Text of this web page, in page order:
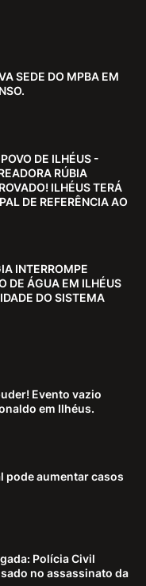
SEDE DO MPBA EM
DE ILHÉUS -
RÚBIA
ILHÉUS TERÁ
DE REFERÊNCIA AO
INTERROMPE
DE ÁGUA EM ILHÉUS
DO SISTEMA
Evento vazio
em Ilhéus.
pode aumentar casos
Polícia Civil
no assassinato da